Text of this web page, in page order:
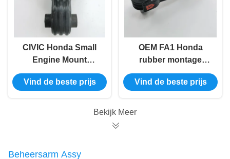
CIVIC Honda Small
Engine Mount
vervanging 50890-
SNG-982
Vind de beste prijs
OEM FA1 Honda
rubber montage
motor 50880-SNA-
A81
Vind de beste prijs
Bekijk Meer
Beheersarm Assy